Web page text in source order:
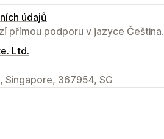
údajů
přímou podporu v jazyce Čeština.
Ltd.
Singapore, 367954, SG